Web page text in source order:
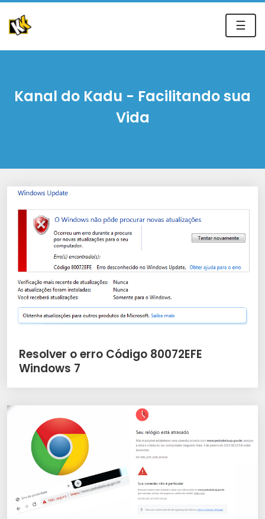
☰
Kanal do Kadu - Facilitando sua
Vida
Resolver o erro Código 80072EFE
Windows 7